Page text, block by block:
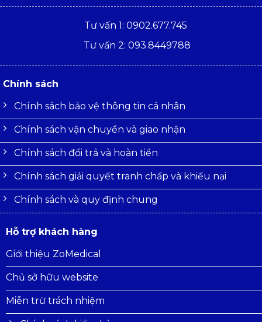
Tư vấn 1: 0902.677.745
Tư vấn 2: 093.8449788
Chính sách
Chính sách bảo vệ thông tin cá nhân
Chính sách vận chuyển và giao nhận
Chính sách đổi trả và hoàn tiền
Chính sách giải quyết tranh chấp và khiếu nại
Chính sách và quy định chung
Hỗ trợ khách hàng
Giới thiệu ZoMedical
Chủ sở hữu website
Miễn trừ trách nhiệm